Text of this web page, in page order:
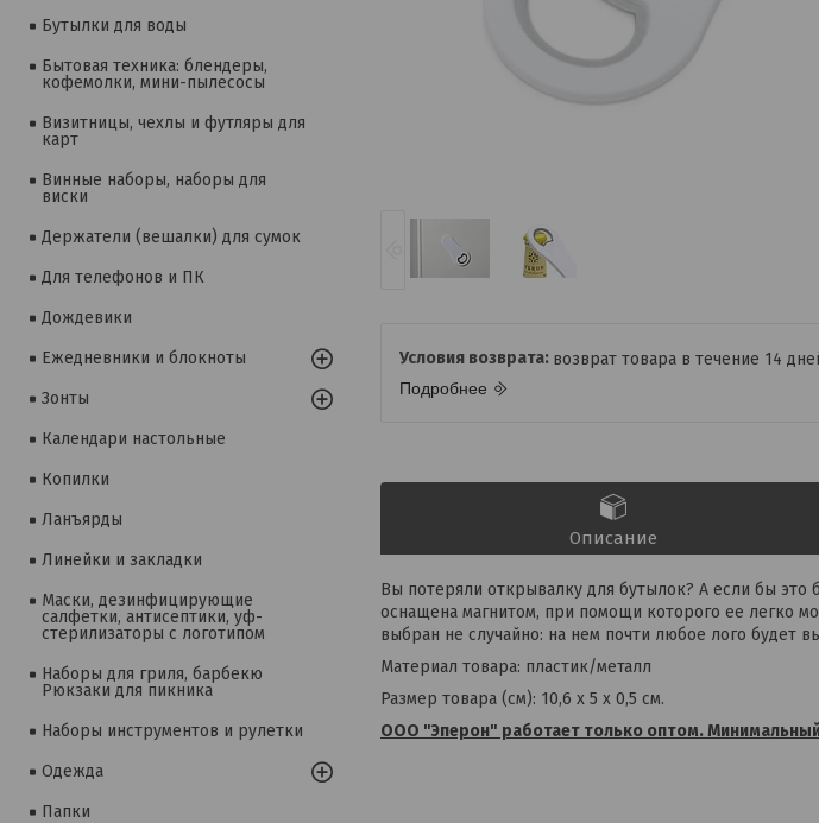
возврат товара в течение 14
Подробнее
Описание
Вы потеряли открывалку для бутылок? А если бы это
оснащена магнитом, при помощи которого ее легко
выбран не случайно: на нем почти любое лого будет
Материал товара: пластик/металл
Размер товара (см): 10,6 х 5 х 0,5 см.
ООО "Эперон" работает только оптом.
Бутылки для воды
Бытовая техника: блендеры,
кофемолки, мини-пылесосы
Визитницы, чехлы и футляры для
карт
Винные наборы, наборы для
виски
Держатели (вешалки) для сумок
Для телефонов и ПК
Дождевики
Ежедневники и блокноты
Зонты
Календари настольные
Копилки
Ланъярды
Линейки и закладки
Маски, дезинфицирующие
салфетки, антисептики, уф-
стерилизаторы с логотипом
Наборы для гриля, барбекю
Рюкзаки для пикника
Наборы инструментов и рулетки
Одежда
Папки